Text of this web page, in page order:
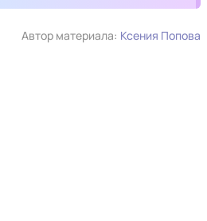
Автор материала: Ксения Попова